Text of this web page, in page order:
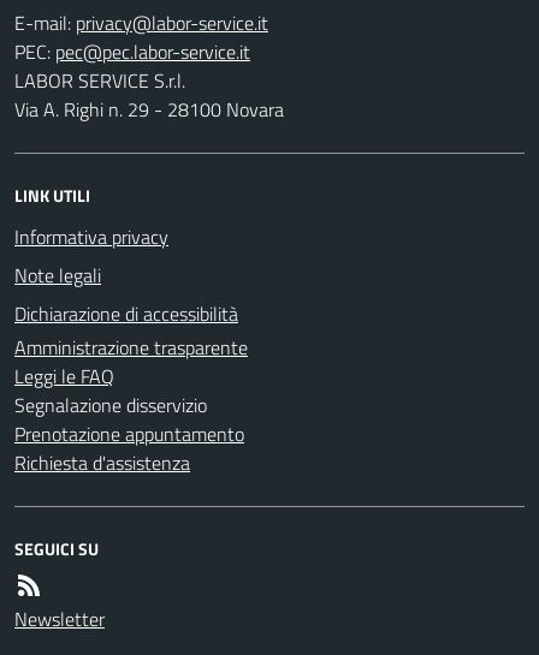
E-mail:
PEC:
LABOR SERVICE S.r.l.
Via A. Righi n. 29 - 28100 Novara
LINK UTILI
Informativa privacy
Note legali
Dichiarazione di accessibilità
Amministrazione trasparente
Leggi le FAQ
Segnalazione disservizio
Prenotazione appuntamento
Richiesta d'assistenza
SEGUICI SU
Newsletter